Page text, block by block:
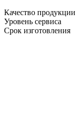
Качество продукции
Уровень сервиса
Срок изготовления